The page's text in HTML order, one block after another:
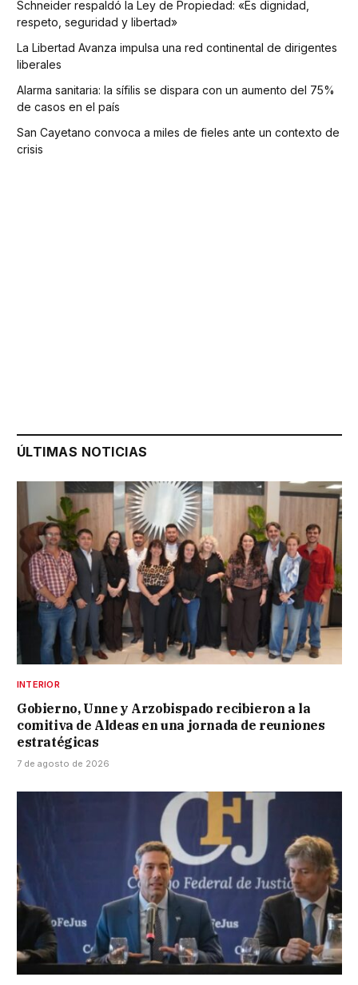
Schneider respaldó la Ley de Propiedad: «Es dignidad,
respeto, seguridad y libertad»
La Libertad Avanza impulsa una red continental de dirigentes
liberales
Alarma sanitaria: la sífilis se dispara con un aumento del 75%
de casos en el país
San Cayetano convoca a miles de fieles ante un contexto de
crisis
ÚLTIMAS NOTICIAS
INTERIOR
Gobierno, Unne y Arzobispado recibieron a la
comitiva de Aldeas en una jornada de reuniones
estratégicas
7 de agosto de 2026